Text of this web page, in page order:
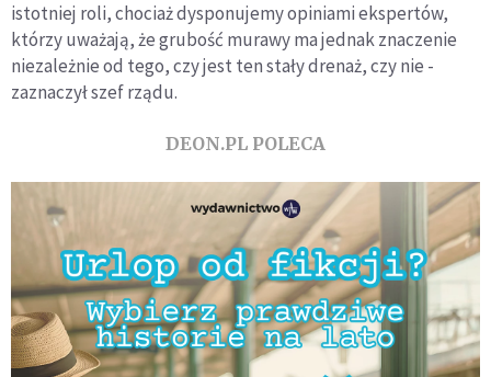
istotniej roli, chociaż dysponujemy opiniami ekspertów,
którzy uważają, że grubość murawy ma jednak znaczenie
niezależnie od tego, czy jest ten stały drenaż, czy nie -
zaznaczył szef rządu.
DEON.PL POLECA